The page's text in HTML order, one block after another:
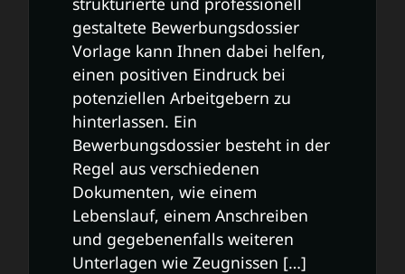
gestaltete Bewerbungsdossier
Vorlage kann Ihnen dabei helfen,
einen positiven Eindruck bei
potenziellen Arbeitgebern zu
hinterlassen. Ein
Bewerbungsdossier besteht in der
Regel aus verschiedenen
Dokumenten, wie einem
Lebenslauf, einem Anschreiben
und gegebenenfalls weiteren
Unterlagen wie Zeugnissen […]